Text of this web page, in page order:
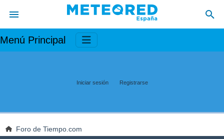
Menú Principal
Iniciar sesión Registrarse
Foro de Tiempo.com